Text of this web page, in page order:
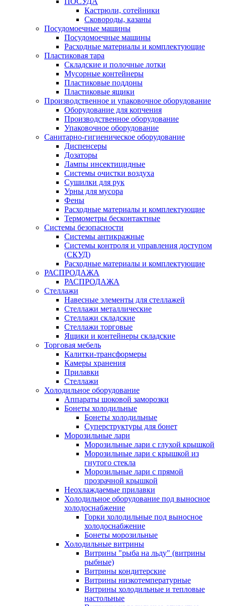
Кастрюли, сотейники
Сковороды, казаны
Посудомоечные машины
Посудомоечные машины
Расходные материалы и комплектующие
Пластиковая тара
Складские и полочные лотки
Мусорные контейнеры
Пластиковые поддоны
Пластиковые ящики
Производственное и упаковочное оборудование
Оборудование для копчения
Производственное оборудование
Упаковочное оборудование
Санитарно-гигиеническое оборудование
Диспенсеры
Дозаторы
Лампы инсектицидные
Системы очистки воздуха
Сушилки для рук
Урны для мусора
Фены
Расходные материалы и комплектующие
Термометры бесконтактные
Системы безопасности
Системы антикражные
Системы контроля и управления доступом
(СКУД)
Расходные материалы и комплектующие
РАСПРОДАЖА
РАСПРОДАЖА
Стеллажи
Навесные элементы для стеллажей
Стеллажи металлические
Стеллажи складские
Стеллажи торговые
Ящики и контейнеры складские
Торговая мебель
Калитки-трансформеры
Камеры хранения
Прилавки
Стеллажи
Холодильное оборудование
Аппараты шоковой заморозки
Бонеты холодильные
Бонеты холодильные
Суперструктуры для бонет
Морозильные лари
Морозильные лари с глухой крышкой
Морозильные лари с крышкой из
гнутого стекла
Морозильные лари с прямой
прозрачной крышкой
Неохлаждаемые прилавки
Холодильное оборудование под выносное
холодоснабжение
Горки холодильные под выносное
холодоснабжение
Бонеты морозильные
Холодильные витрины
Витрины "рыба на льду" (витрины
рыбные)
Витрины кондитерские
Витрины низкотемпературные
Витрины холодильные и тепловые
настольные